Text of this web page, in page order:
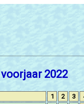
2022
1 2 3